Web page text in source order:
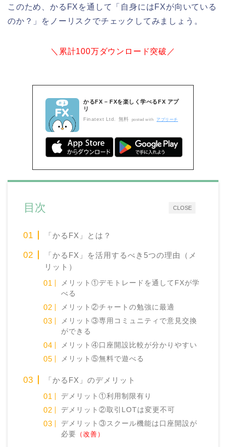
このため、かるFXを通して「自身にはFXが向いている
のか？」をノーリスクでチェックしてみましょう。
＼累計100万ダウンロード突破／
かるFX – FXを楽しく学べるFX アプ
リ
Finatext Ltd. 無料 posted with アプリーチ
CLOSE
目次
「かるFX」とは？
「かるFX」を活用するべき5つの理由（メ
リット）
メリット①デモトレードを通してFXが学
べる
メリット②チャートの勉強に最適
メリット③専用コミュニティで意見交換
ができる
メリット④口座開設比較が分かりやすい
メリット⑤無料で遊べる
「かるFX」のデメリット
デメリット①利用制限有り
デメリット②取引LOTは変更不可
デメリット③スクール機能は口座開設が
必要 （改善）